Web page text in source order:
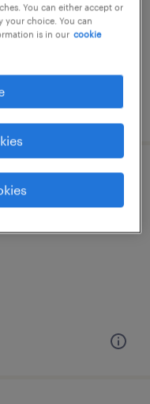
You can either accept or
your choice. You can
is in our cookie